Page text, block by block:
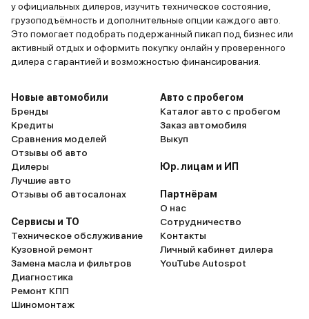
у официальных дилеров, изучить техническое состояние,
грузоподъёмность и дополнительные опции каждого авто.
Это помогает подобрать подержанный пикап под бизнес или
активный отдых и оформить покупку онлайн у проверенного
дилера с гарантией и возможностью финансирования.
Новые автомобили
Бренды
Кредиты
Сравнения моделей
Отзывы об авто
Дилеры
Лучшие авто
Отзывы об автосалонах
Сервисы и ТО
Техническое обслуживание
Кузовной ремонт
Замена масла и фильтров
Диагностика
Ремонт КПП
Шиномонтаж
Авто с пробегом
Каталог авто с пробегом
Заказ автомобиля
Выкуп
Юр. лицам и ИП
Партнёрам
О нас
Сотрудничество
Контакты
Личный кабинет дилера
YouTube Autospot